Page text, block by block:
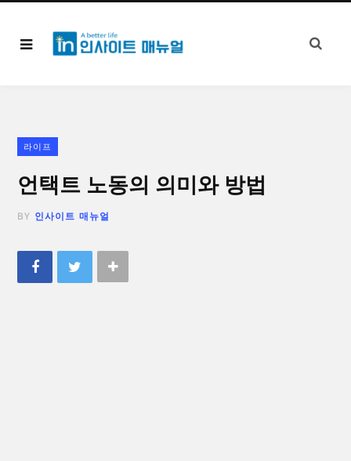
라이프
언택트 노동의 의미와 방법
BY 인사이트 매뉴얼